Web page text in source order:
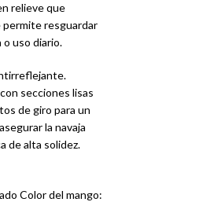
relieve que
permite resguardar
o uso diario.
secciones lisas
de giro para un
la navaja
de alta solidez.
Color del mango: